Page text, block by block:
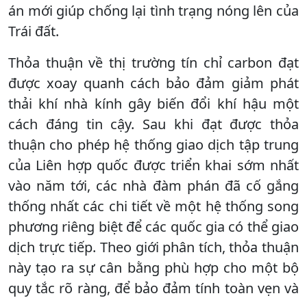
án mới giúp chống lại tình trạng nóng lên của
Trái đất.
Thỏa thuận về thị trường tín chỉ carbon đạt
được xoay quanh cách bảo đảm giảm phát
thải khí nhà kính gây biến đổi khí hậu một
cách đáng tin cậy. Sau khi đạt được thỏa
thuận cho phép hệ thống giao dịch tập trung
của Liên hợp quốc được triển khai sớm nhất
vào năm tới, các nhà đàm phán đã cố gắng
thống nhất các chi tiết về một hệ thống song
phương riêng biệt để các quốc gia có thể giao
dịch trực tiếp. Theo giới phân tích, thỏa thuận
này tạo ra sự cân bằng phù hợp cho một bộ
quy tắc rõ ràng, để bảo đảm tính toàn vẹn và